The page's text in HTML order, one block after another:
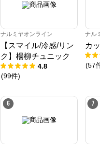
ナルミヤオンライン
【スマイル/冷感/リン
ク】楊柳チュニック
4.8
(99件)
ナル
カ
(57
6 7